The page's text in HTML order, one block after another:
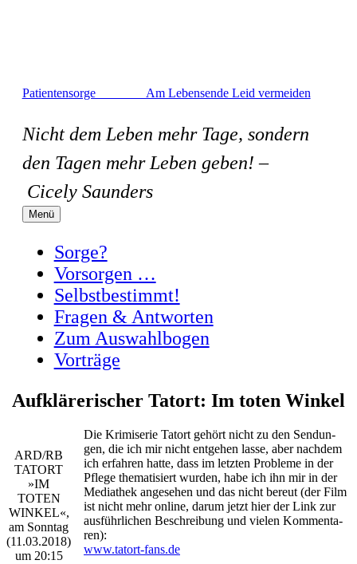
Patientensorge Am Lebensende Leid vermeiden
Nicht dem Leben mehr Tage, sondern
den Tagen mehr Leben geben! –
Cicely Saunders
Menü
Sorge?
Vorsorgen …
Selbstbestimmt!
Fragen & Antworten
Zum Auswahlbogen
Vorträge
Aufklärerischer Tatort: Im toten Winkel
ARD/​RB
TATORT
»IM
TOTEN
WINKEL«,
am Sonn­tag
(11.03.2018)
um 20:15
Die Kri­mi­se­rie Tat­ort gehört nicht zu den Sen­dun­
gen, die ich mir nicht ent­ge­hen las­se, aber nach­dem
ich erfah­ren hat­te, dass im letz­ten Pro­ble­me in der
Pfle­ge the­ma­ti­siert wur­den, habe ich ihn mir in der
Media­thek ange­se­hen und das nicht bereut (der Film
ist nicht mehr online, dar­um jetzt hier der Link zur
aus­führ­li­chen Beschrei­bung und vie­len Kom­men­ta­
ren):
www.tatort-fans.de